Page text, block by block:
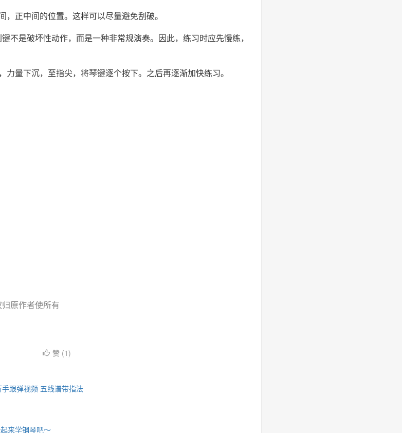
正中间的位置。这样可以尽量避免刮破。
不是破坏性动作，而是一种非常规演奏。因此，练习时应先慢练，
量下沉，至指尖，将琴键逐个按下。之后再逐渐加快练习。
原作者使所有
赞 (1)
跟弹视频 五线谱带指法
来学钢琴吧～